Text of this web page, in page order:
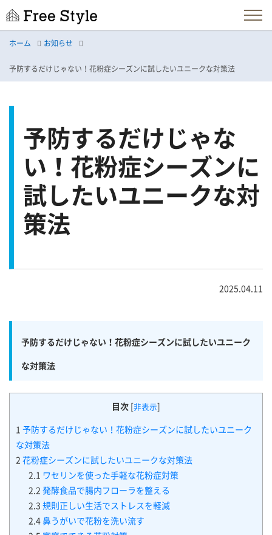
ホーム お知らせ
予防するだけじゃない！花粉症シーズンに試したいユニークな対策法
予防するだけじゃな
い！花粉症シーズンに
試したいユニークな対
策法
2025.04.11
予防するだけじゃない！花粉症シーズンに試したいユニーク
な対策法
目次 非表示
1 予防するだけじゃない！花粉症シーズンに試したいユニーク
な対策法
2 花粉症シーズンに試したいユニークな対策法
2.1 ワセリンを使った手軽な花粉症対策
2.2 発酵食品で腸内フローラを整える
2.3 規則正しい生活でストレスを軽減
2.4 鼻うがいで花粉を洗い流す